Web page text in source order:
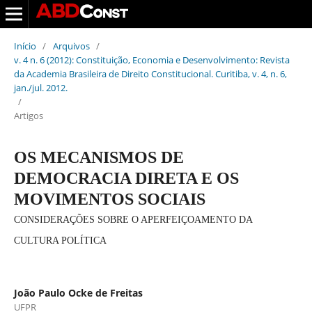
Início / Arquivos /
v. 4 n. 6 (2012): Constituição, Economia e Desenvolvimento: Revista
da Academia Brasileira de Direito Constitucional. Curitiba, v. 4, n. 6,
jan./jul. 2012.
/
Artigos
OS MECANISMOS DE
DEMOCRACIA DIRETA E OS
MOVIMENTOS SOCIAIS
CONSIDERAÇÕES SOBRE O APERFEIÇOAMENTO DA
CULTURA POLÍTICA
João Paulo Ocke de Freitas
UFPR